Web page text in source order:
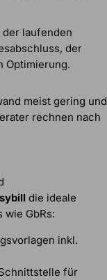
laufenden
der
Optimierung.
meist gering und
rechnen nach
die ideale
wie GbRs:
inkl.
für